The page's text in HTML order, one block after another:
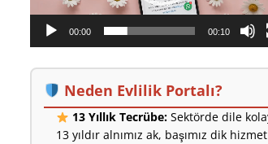
00:00 00:10
Neden Evlilik Portalı?
13 Yıllık Tecrübe:Sektörde dile
13 yıldır alnımız ak, başımız dik hizmet